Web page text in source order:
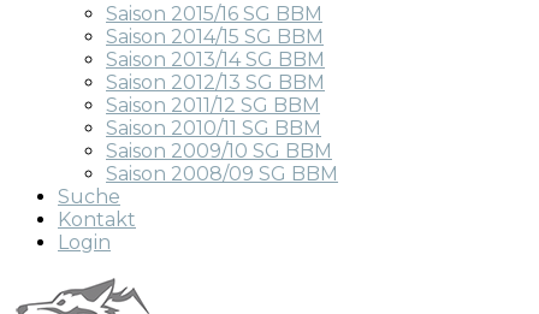
Saison 2015/16 SG BBM
Saison 2014/15 SG BBM
Saison 2013/14 SG BBM
Saison 2012/13 SG BBM
Saison 2011/12 SG BBM
Saison 2010/11 SG BBM
Saison 2009/10 SG BBM
Saison 2008/09 SG BBM
Suche
Kontakt
Login